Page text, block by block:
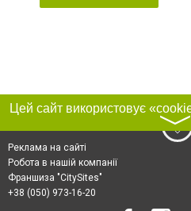
〉
Реклама на сайті
Робота в нашій компанії
Франшиза "CitySites"
+38 (050) 973-16-20